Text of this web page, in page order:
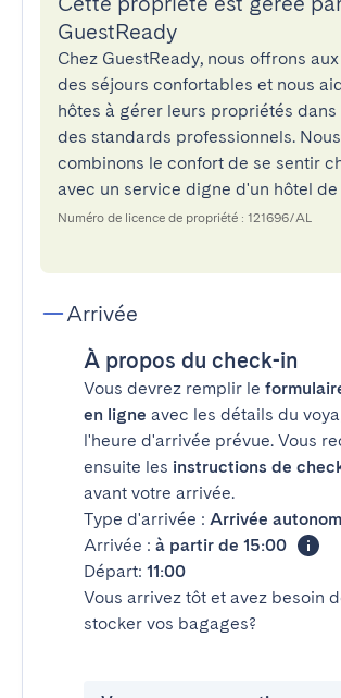
GuestReady
Chez GuestReady, nous offrons
des séjours confortables et nous
hôtes à gérer leurs propriétés
des standards professionnels. Nous
combinons le confort de se sentir
avec un service digne d'un hôtel
Numéro de licence de propriété : 121696/AL
Arrivée
À propos du check-in
Vous devrez remplir le
en ligne avec les détails du
l'heure d'arrivée prévue. Vous
ensuite les instructions de
avant votre arrivée.
Type d'arrivée : Arrivée
Arrivée : à partir de 15:00
Départ: 11:00
Vous arrivez tôt et avez besoin
stocker vos bagages?